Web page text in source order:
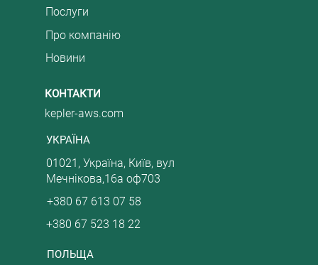
Послуги
Про компанію
Новини
КОНТАКТИ
ПОЛЬЩА
kepler-aws.com
+380 67 613 07 58
01021, Україна, Київ, вул
Мечнікова,16а оф703
+380 67 523 18 22
УКРАЇНА